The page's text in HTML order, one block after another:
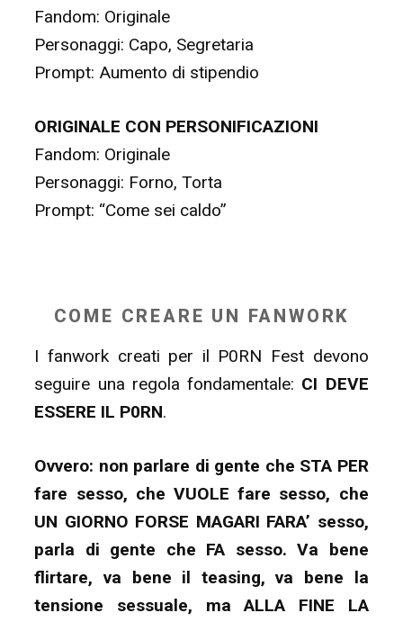
Fandom: Originale
Personaggi: Capo, Segretaria
Prompt: Aumento di stipendio
ORIGINALE CON PERSONIFICAZIONI
Fandom: Originale
Personaggi: Forno, Torta
Prompt: “Come sei caldo”
COME CREARE UN FANWORK
I fanwork creati per il P0RN Fest devono
seguire una regola fondamentale: CI DEVE
ESSERE IL P0RN.
Ovvero: non parlare di gente che STA PER
fare sesso, che VUOLE fare sesso, che
UN GIORNO FORSE MAGARI FARA’ sesso,
parla di gente che FA sesso. Va bene
flirtare, va bene il teasing, va bene la
tensione sessuale, ma ALLA FINE LA